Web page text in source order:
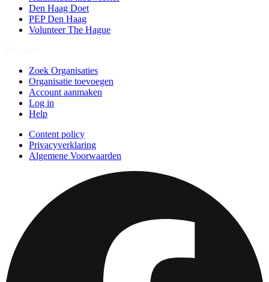
Den Haag Doet
PEP Den Haag
Volunteer The Hague
Zoek Organisaties
Organisatie toevoegen
Account aanmaken
Log in
Help
Content policy
Privacyverklaring
Algemene Voorwaarden